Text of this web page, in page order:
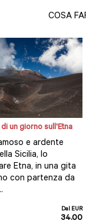
COSA
un giorno sull'Etna
e ardente
Sicilia, lo
Etna, in una gita
con partenza da
Dal EUR
34.00